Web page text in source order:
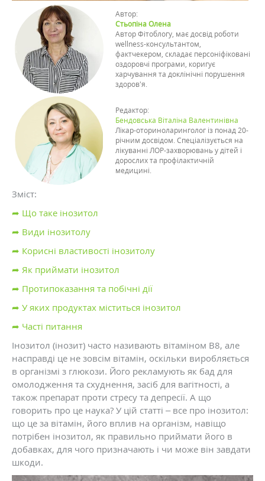
Автор:
Стьопіна Олена
Автор Фітоблогу, має досвід роботи
wellness-консультантом,
фактчекером, складає персоніфіковані
оздоровчі програми, коригує
харчування та доклінічні порушення
здоров'я.
Редактор:
Бендовська Віталіна Валентинівна
Лікар-оториноларинголог із понад 20-
річним досвідом. Спеціалізується на
лікуванні ЛОР-захворювань у дітей і
дорослих та профілактичній
медицині.
Зміст:
➦ Що таке інозитол
➦ Види інозитолу
➦ Корисні властивості інозитолу
➦ Як приймати інозитол
➦ Протипоказання та побічні дії
➦ У яких продуктах міститься інозитол
➦ Часті питання
Інозитол (інозит) часто називають вітаміном B8, але
насправді це не зовсім вітамін, оскільки виробляється
в організмі з глюкози. Його рекламують як бад для
омолодження та схуднення, засіб для вагітності, а
також препарат проти стресу та депресії. А що
говорить про це наука? У цій статті – все про інозитол:
що це за вітамін, його вплив на організм, навіщо
потрібен інозитол, як правильно приймати його в
добавках, для чого призначають і чи може він завдати
шкоди.